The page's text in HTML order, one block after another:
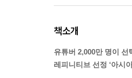
책소개
유튜버 2,000만 명이
레피니티브 선정 ‘아시